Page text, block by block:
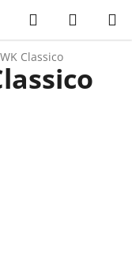
Hľadať
KOŠÍK
Classico